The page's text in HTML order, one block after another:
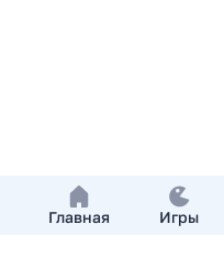
Главная Игры